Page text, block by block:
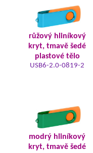
růžový hliníkový
kryt, tmavě šedé
plastové tělo
USB6-2.0-0819-2
modrý hliníkový
kryt, tmavě šedé